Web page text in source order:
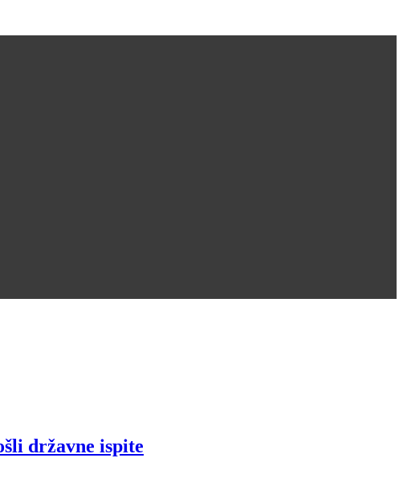
državne ispite